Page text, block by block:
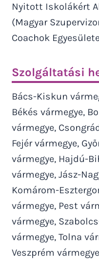
Nyitott Iskolákért
(Magyar
Coachok
Szolgáltatási
Bács-Kiskun
Békés vármegye,
vármegye,
Fejér vármegye,
vármegye, Hajdú-
vármegye, Jász-
Komárom-
vármegye, Pest
vármegye,
vármegye, Tolna
Veszprém